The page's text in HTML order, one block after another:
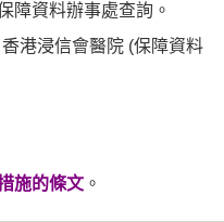
障資料辦事處查詢。
港浸信會醫院 (保障資料
施的條文 。